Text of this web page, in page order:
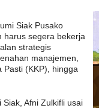
Siak Pusako
harus segera bekerja
strategis
manajemen,
Pasti (KKP), hingga
Afni Zulkifli usai